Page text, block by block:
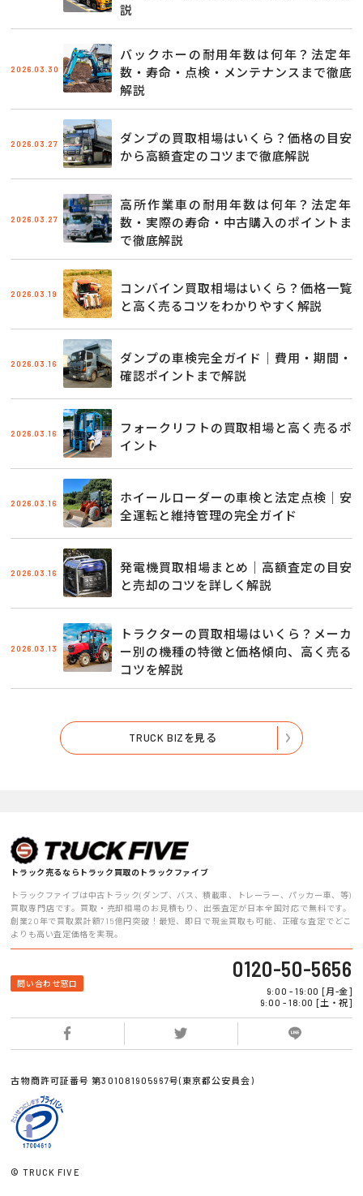
説
2026.03.30
バックホーの耐用年数は何年？法定年
数・寿命・点検・メンテナンスまで徹底
解説
2026.03.27
ダンプの買取相場はいくら？価格の目安
から高額査定のコツまで徹底解説
2026.03.27
高所作業車の耐用年数は何年？法定年
数・実際の寿命・中古購入のポイントま
で徹底解説
2026.03.19
コンバイン買取相場はいくら？価格一覧
と高く売るコツをわかりやすく解説
2026.03.16
ダンプの車検完全ガイド｜費用・期間・
確認ポイントまで解説
2026.03.16
フォークリフトの買取相場と高く売るポ
イント
2026.03.16
ホイールローダーの車検と法定点検｜安
全運転と維持管理の完全ガイド
2026.03.16
発電機買取相場まとめ｜高額査定の目安
と売却のコツを詳しく解説
2026.03.13
トラクターの買取相場はいくら？メーカ
ー別の機種の特徴と価格傾向、高く売る
コツを解説
TRUCK BIZを見る
トラック売るならトラック買取のトラックファイブ
トラックファイブは中古トラック(ダンプ、バス、積載車、トレーラー、パッカー車、等)
買取専門店です。買取・売却相場のお見積もり、出張査定が日本全国対応で無料です。
創業20年で買取累計額715億円突破！最短、即日で現金買取も可能、正確な査定でどこ
よりも高い査定価格を実現。
問い合わせ窓口
0120-50-5656
9:00 - 19:00 [月-金]
9:00 - 18:00 [土・祝]
古物商許可証番号 第301081905967号(東京都公安員会)
© TRUCK FIVE